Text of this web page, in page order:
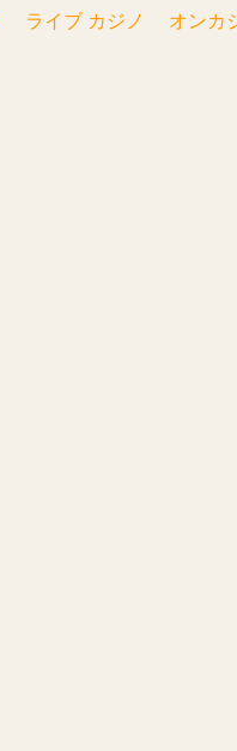
ライブ カジノ オンカ